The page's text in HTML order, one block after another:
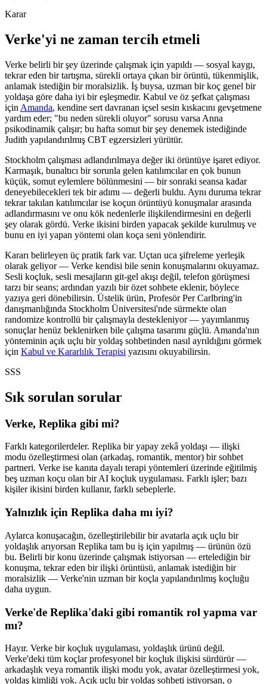
Karar
Verke'yi ne zaman tercih etmeli
Verke belirli bir şey üzerinde çalışmak için yapıldı — sosyal kaygı,
tekrar eden bir tartışma, sürekli ortaya çıkan bir örüntü, tükenmişlik,
anlamak istediğin bir moralsizlik. İş buysa, uzman bir koç genel bir
yoldaşa göre daha iyi bir eşleşmedir. Kabul ve öz şefkat çalışması
için Amanda, kendine sert davranan içsel sesin kıskacını gevşetmene
yardım eder; "bu neden sürekli oluyor" sorusu varsa Anna
psikodinamik çalışır; bu hafta somut bir şey denemek istediğinde
Judith yapılandırılmış CBT egzersizleri yürütür.
Stockholm çalışması adlandırılmaya değer iki örüntüye işaret ediyor.
Karmaşık, bunaltıcı bir sorunla gelen katılımcılar en çok bunun
küçük, somut eylemlere bölünmesini — bir sonraki seansa kadar
deneyebilecekleri tek bir adımı — değerli buldu. Aynı duruma tekrar
tekrar takılan katılımcılar ise koçun örüntüyü konuşmalar arasında
adlandırmasını ve onu kök nedenlerle ilişkilendirmesini en değerli
şey olarak gördü. Verke ikisini birden yapacak şekilde kurulmuş ve
bunu en iyi yapan yöntemi olan koça seni yönlendirir.
Kararı belirleyen üç pratik fark var. Uçtan uca şifreleme yerleşik
olarak geliyor — Verke kendisi bile senin konuşmalarını okuyamaz.
Sesli koçluk, sesli mesajların git-gel akışı değil, telefon görüşmesi
tarzı bir seans; ardından yazılı bir özet sohbete eklenir, böylece
yazıya geri dönebilirsin. Üstelik ürün, Profesör Per Carlbring'in
danışmanlığında Stockholm Üniversitesi'nde sürmekte olan
randomize kontrollü bir çalışmayla destekleniyor — yayımlanmış
sonuçlar henüz beklenirken bile çalışma tasarımı güçlü. Amanda'nın
yönteminin açık uçlu bir yoldaş sohbetinden nasıl ayrıldığını görmek
için Kabul ve Kararlılık Terapisi yazısını okuyabilirsin.
SSS
Sık sorulan sorular
Verke, Replika gibi mi?
Farklı kategorilerdeler. Replika bir yapay zekâ yoldaşı — ilişki
modu özelleştirmesi olan (arkadaş, romantik, mentor) bir sohbet
partneri. Verke ise kanıta dayalı terapi yöntemleri üzerinde eğitilmiş
beş uzman koçu olan bir AI koçluk uygulaması. Farklı işler; bazı
kişiler ikisini birden kullanır, farklı sebeplerle.
Yalnızlık için Replika daha mı iyi?
Aylarca konuşacağın, özelleştirilebilir bir avatarla açık uçlu bir
yoldaşlık arıyorsan Replika tam bu iş için yapılmış — ürünün özü
bu. Belirli bir konu üzerinde çalışmak istiyorsan — ertelediğin bir
konuşma, tekrar eden bir ilişki örüntüsü, anlamak istediğin bir
moralsizlik — Verke'nin uzman bir koçla yapılandırılmış koçluğu
daha uygun.
Verke'de Replika'daki gibi romantik rol yapma var
mı?
Hayır. Verke bir koçluk uygulaması, yoldaşlık ürünü değil.
Verke'deki tüm koçlar profesyonel bir koçluk ilişkisi sürdürür —
arkadaşlık veya romantik ilişki modu yok, avatar özelleştirmesi yok,
yoldaş kimliği yok. Açık uçlu bir yoldaş sohbeti istiyorsan, o